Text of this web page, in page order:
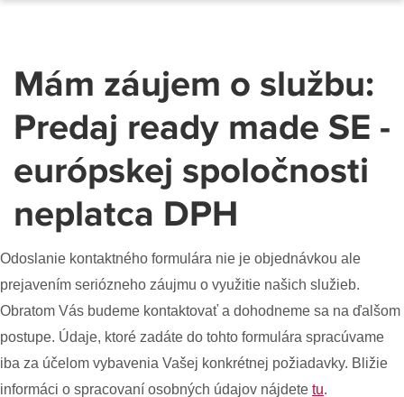
Mám záujem o službu:
Predaj ready made SE -
európskej spoločnosti
neplatca DPH
Odoslanie kontaktného formulára nie je objednávkou ale
prejavením seriózneho záujmu o využitie našich služieb.
Obratom Vás budeme kontaktovať a dohodneme sa na ďalšom
postupe. Údaje, ktoré zadáte do tohto formulára spracúvame
iba za účelom vybavenia Vašej konkrétnej požiadavky. Bližie
informáci o spracovaní osobných údajov nájdete tu.